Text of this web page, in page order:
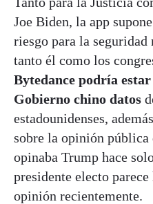
Joe Biden, la app
riesgo para la
tanto él como los
Bytedance podría
Gobierno chino datos
estadounidenses,
sobre la opinión
opinaba Trump hace
presidente electo
opinión recientemente.